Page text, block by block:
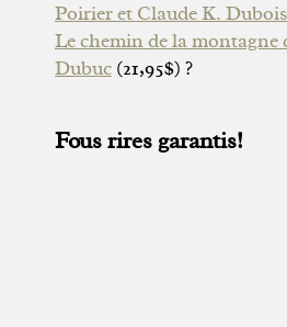
Poirier et Claude K. Dubois
Le chemin de la montagne
Dubuc (21,95$) ?
Fous rires garantis!